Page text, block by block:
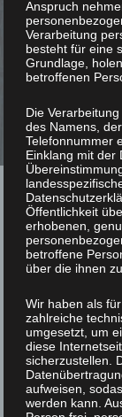
SIE
Anspruch
Verarbeitung
besteht für eine
Grundlage,
betroffenen
Die
des Namens,
Telefonnummer
Einklang mit der
Öffentlichkeit
erhobenen,
betroffene
über die ihnen
Wir haben als
zahlreiche
umgesetzt, um
diese
sicherzustellen.
aufweisen,
werden kann.